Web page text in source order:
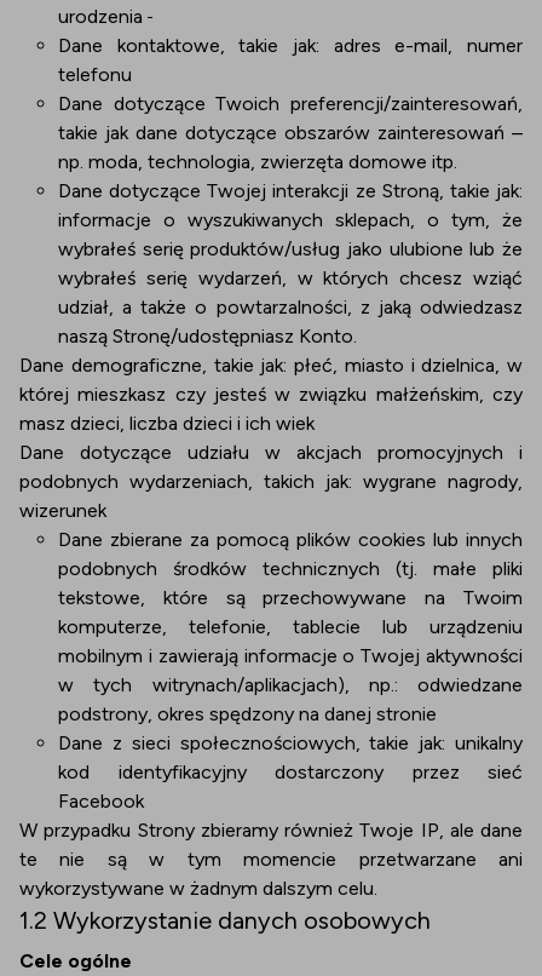
urodzenia
Dane kontaktowe, takie jak: adres e-mail, numer
telefonu
Dane dotyczące Twoich preferencji/zainteresowań,
takie jak dane dotyczące obszarów zainteresowań –
np. moda, technologia, zwierzęta domowe itp.
Dane dotyczące Twojej interakcji ze Stroną, takie jak:
informacje o wyszukiwanych sklepach, o tym, że
wybrałeś serię produktów/usług jako ulubione lub że
wybrałeś serię wydarzeń, w których chcesz wziąć
udział, a także o powtarzalności, z jaką odwiedzasz
naszą Stronę/udostępniasz Konto.
Dane demograficzne, takie jak: płeć, miasto i dzielnica, w
której mieszkasz czy jesteś w związku małżeńskim, czy
masz dzieci, liczba dzieci i ich wiek
Dane dotyczące udziału w akcjach promocyjnych i
podobnych wydarzeniach, takich jak: wygrane nagrody,
wizerunek
Dane zbierane za pomocą plików cookies lub innych
podobnych środków technicznych (tj. małe pliki
tekstowe, które są przechowywane na Twoim
komputerze, telefonie, tablecie lub urządzeniu
mobilnym i zawierają informacje o Twojej aktywności
w tych witrynach/aplikacjach), np.: odwiedzane
podstrony, okres spędzony na danej stronie
Dane z sieci społecznościowych, takie jak: unikalny
kod identyfikacyjny dostarczony przez sieć
Facebook
W przypadku Strony zbieramy również Twoje IP, ale dane
te nie są w tym momencie przetwarzane ani
wykorzystywane w żadnym dalszym celu.
1.2 Wykorzystanie danych osobowych
Cele ogólne